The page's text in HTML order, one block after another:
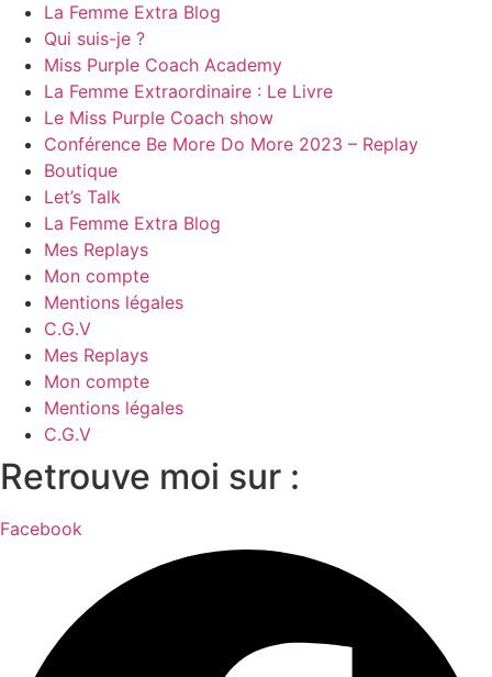
La Femme Extra Blog
Qui suis-je ?
Miss Purple Coach Academy
La Femme Extraordinaire : Le Livre
Le Miss Purple Coach show
Conférence Be More Do More 2023 – Replay
Boutique
Let’s Talk
La Femme Extra Blog
Mes Replays
Mon compte
Mentions légales
C.G.V
Mes Replays
Mon compte
Mentions légales
C.G.V
Retrouve moi sur :
Facebook